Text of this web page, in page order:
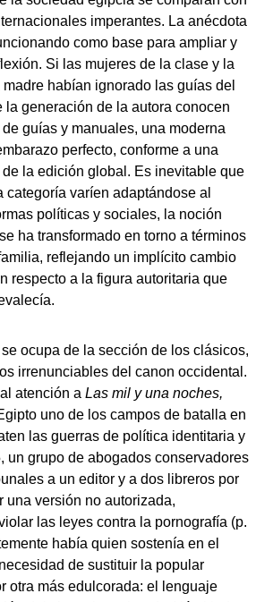
imperantes. La anécdota
como base para ampliar y
Si las mujeres de la clase y la
habían ignorado las guías del
la generación de la autora conocen
guías y manuales, una moderna
perfecto, conforme a una
la edición global. Es inevitable que
categoría varíen adaptándose al
políticas y sociales, la noción
ha transformado en torno a términos
reflejando un implícito cambio
respecto a la figura autoritaria que
ocupa de la sección de los clásicos,
irrenunciables del canon occidental.
atención a Las mil y una noches,
uno de los campos de batalla en
las guerras de política identitaria y
un grupo de abogados conservadores
a un editor y a dos libreros por
una versión no autorizada,
las leyes contra la pornografía (p.
había quien sostenía en el
de sustituir la popular
otra más edulcorada: el lenguaje